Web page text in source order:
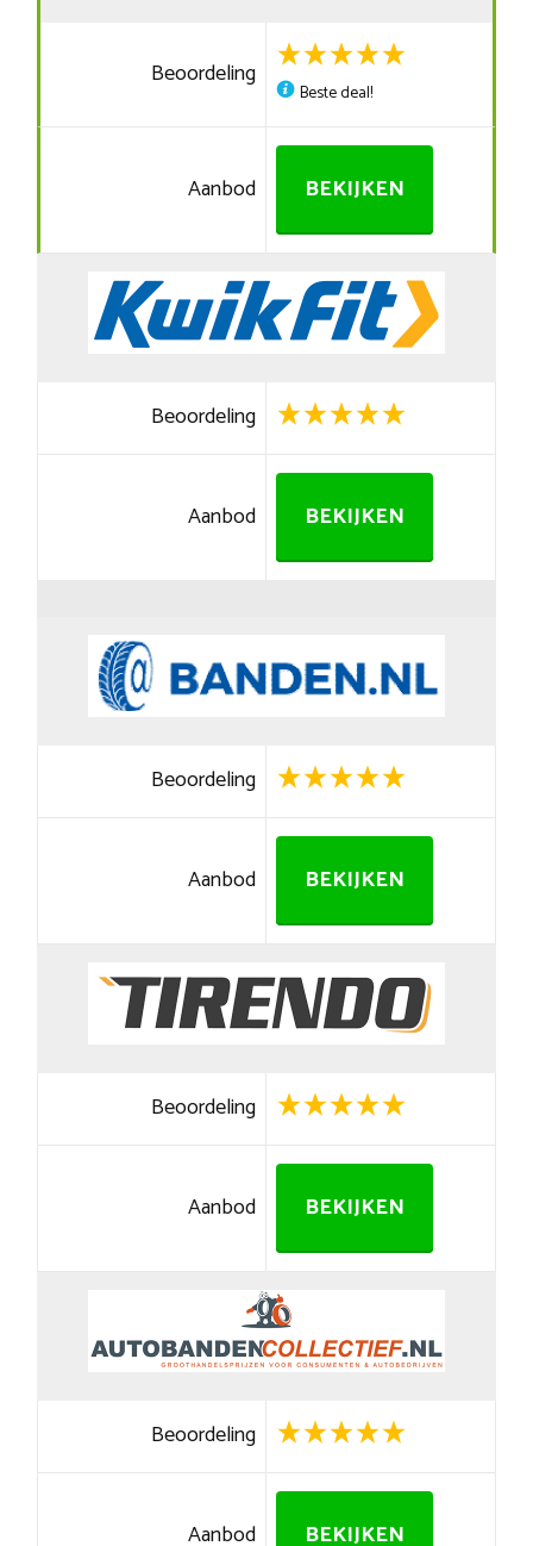
Beoordeling
Beste deal!
Aanbod BEKIJKEN
Beoordeling
Aanbod BEKIJKEN
Beoordeling
Aanbod BEKIJKEN
Beoordeling
Aanbod BEKIJKEN
Beoordeling
Aanbod BEKIJKEN